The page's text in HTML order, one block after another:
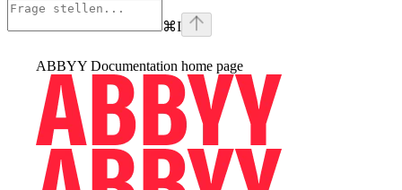
⌘I
ABBYY Documentation home page